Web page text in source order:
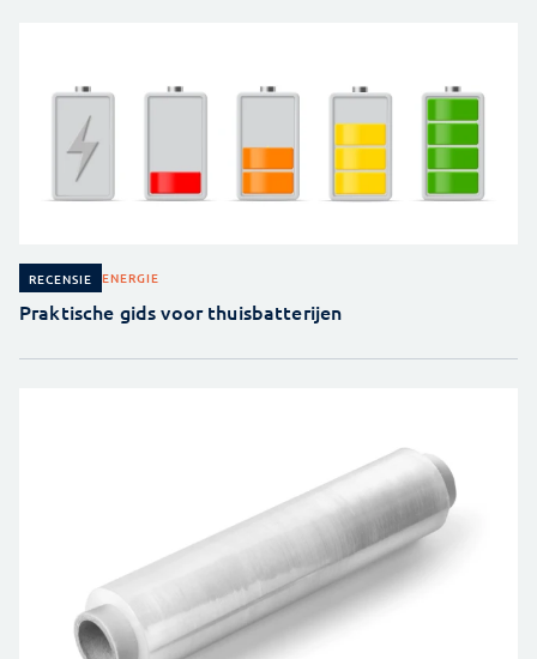
RECENSIE ENERGIE
Praktische gids voor thuisbatterijen